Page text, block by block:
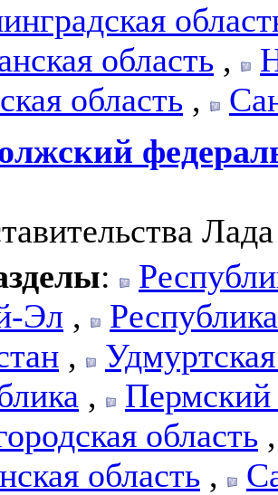
область ,
область ,
:
Эл ,
,
,
Пермский
область
область ,